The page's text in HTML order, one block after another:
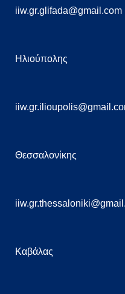
iiw.gr.glifada@gmail.com
Ηλιούπολης
Θεσσαλονίκης
Καβάλας